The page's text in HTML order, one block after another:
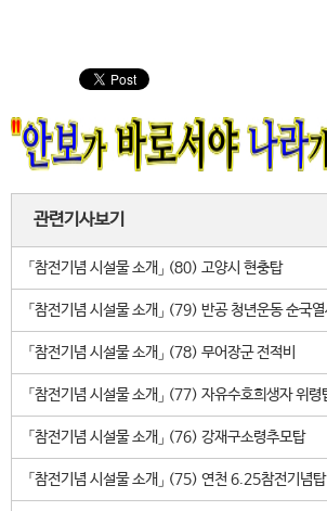
관련기사보기
「참전기념 시설물 소개」 (80) 고양시 현충탑
「참전기념 시설물 소개」 (79) 반공 청년운동 순국열
「참전기념 시설물 소개」 (78) 무어장군 전적비
「참전기념 시설물 소개」 (77) 자유수호희생자 위
「참전기념 시설물 소개」 (76) 강재구소령추모탑
「참전기념 시설물 소개」 (75) 연천 6.25참전기념탑